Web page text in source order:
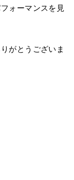
ォーマンスを見
がとうございま